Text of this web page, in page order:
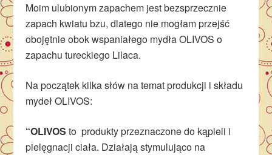
Moim ulubionym zapachem jest bezsprzecznie
zapach kwiatu bzu, dlatego nie mogłam przejść
obojętnie obok wspaniałego mydła OLIVOS o
zapachu tureckiego Lilaca.
Na początek kilka słów na temat produkcji i składu
mydeł OLIVOS:
“OLIVOS to produkty przeznaczone do kąpieli i
pielęgnacji ciała. Działają stymulująco na